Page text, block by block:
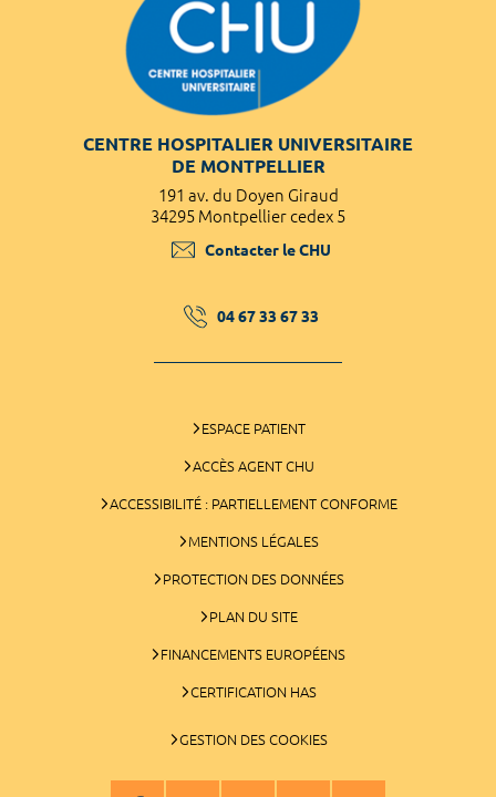
CENTRE HOSPITALIER UNIVERSITAIRE
DE MONTPELLIER
191 av. du Doyen Giraud
34295 Montpellier cedex 5
Contacter le CHU
04 67 33 67 33
ESPACE PATIENT
ACCÈS AGENT CHU
ACCESSIBILITÉ : PARTIELLEMENT CONFORME
MENTIONS LÉGALES
PROTECTION DES DONNÉES
PLAN DU SITE
FINANCEMENTS EUROPÉENS
CERTIFICATION HAS
GESTION DES COOKIES